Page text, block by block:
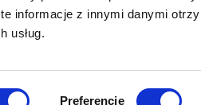
te informacje z innymi danymi
usług.
Preferencje